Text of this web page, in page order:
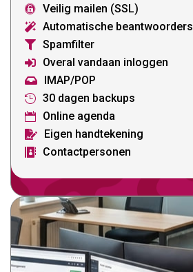
 Veilig mailen (SSL)
 Automatische beantwoorders
 Spamfilter
 Overal vandaan inloggen
 IMAP/POP
 30 dagen backups
 Online agenda
 Eigen handtekening
 Contactpersonen